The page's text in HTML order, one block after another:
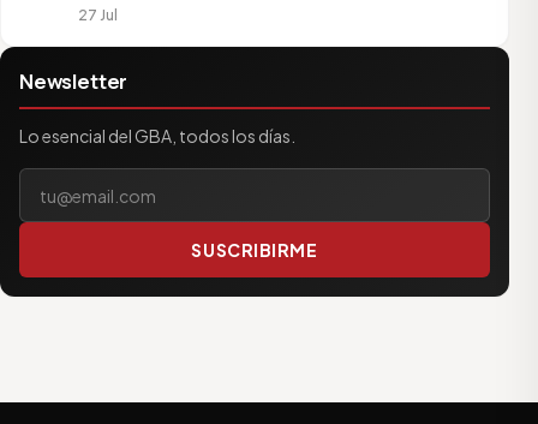
27 Jul
Newsletter
Lo esencial del GBA, todos los días.
SUSCRIBIRME